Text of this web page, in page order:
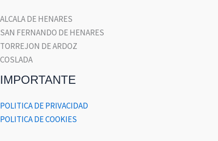
ALCALA DE HENARES
SAN FERNANDO DE HENARES
TORREJON DE ARDOZ
COSLADA
IMPORTANTE
POLITICA DE PRIVACIDAD
POLITICA DE COOKIES